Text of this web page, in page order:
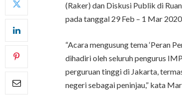
(Raker) dan Diskusi Publik di
pada tanggal 29 Feb – 1 Mar
“Acara mengusung tema ‘Peran
dihadiri oleh seluruh pengurus
perguruan tinggi di Jakarta,
negeri sebagai peninjau,” kata